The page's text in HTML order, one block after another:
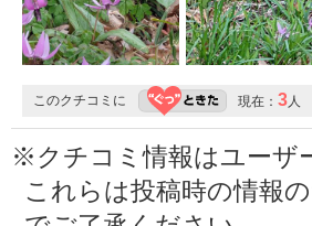
このクチコミに 現在： 3 人
※クチコミ情報はユーザ
これらは投稿時の情報